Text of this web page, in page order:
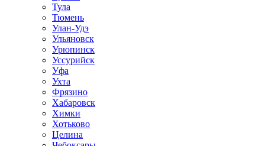
Тула
Тюмень
Улан-Удэ
Ульяновск
Урюпинск
Уссурийск
Уфа
Ухта
Фрязино
Хабаровск
Химки
Хотьково
Целина